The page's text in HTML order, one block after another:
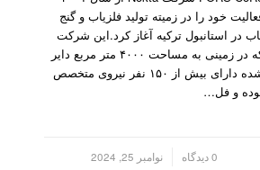
خود را در زمیته تولید فلزیاب و گنج
در استانبول ترکیه آغاز کرد.این شرکت
که در زمینی به مساحت ۴۰۰۰ متر مربع دایر
شده دارای بیش از ۱۵۰ نفر نیروی متخصص
و فل…
0 دیدگاه نوامبر 25, 2024